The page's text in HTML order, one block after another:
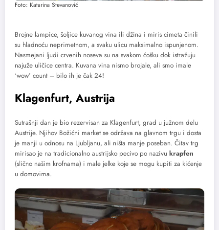
Foto: Katarina Stevanović
Brojne lampice, šoljice kuvanog vina ili džina i miris cimeta činili
su hladnoću neprimetnom, a svaku ulicu maksimalno ispunjenom.
Nasmejani ljudi crvenih noseva su na svakom ćošku dok istražuju
najuže uličice centra. Kuvana vina nismo brojale, ali smo imale
‘wow’ count – bilo ih je čak 24!
Klagenfurt, Austrija
Sutrašnji dan je bio rezervisan za Klagenfurt, grad u južnom delu
Austrije. Njihov Božićni market se održava na glavnom trgu i dosta
je manji u odnosu na Ljubljanu, ali ništa manje poseban. Čitav trg
mirisao je na tradicionalno austrijsko pecivo po nazivu krapfen
(slično našim krofnama) i male jelke koje se mogu kupiti za kićenje
u domovima.